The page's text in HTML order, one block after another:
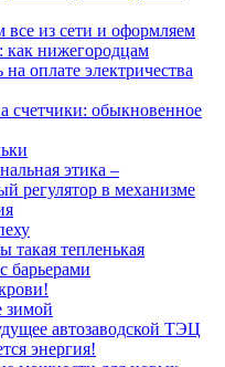
из сети и оформляем
как нижегородцам
на оплате электричества
счетчики: обыкновенное
этика –
регулятор в механизме
такая тепленькая
барьерами
зимой
автозаводской ТЭЦ
энергия!